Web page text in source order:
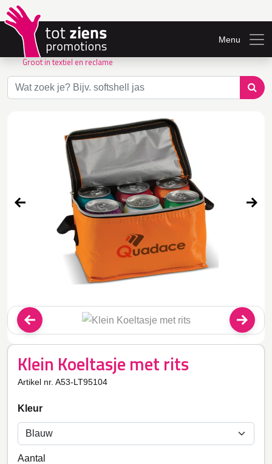
Groot in textiel en reclame
Menu
Klein Koeltasje met rits
Artikel nr. A53-LT95104
Kleur
Aantal